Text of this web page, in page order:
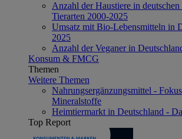
Anzahl der Haustiere in deutschen
Tierarten 2000-2025
Umsatz mit Bio-Lebensmitteln in
2025
Anzahl der Veganer in
Konsum & FMCG
Themen
Weitere Themen
Nahrungsergänzungsmittel -
Mineralstoffe
Heimtiermarkt in Deutschland -
Top Report